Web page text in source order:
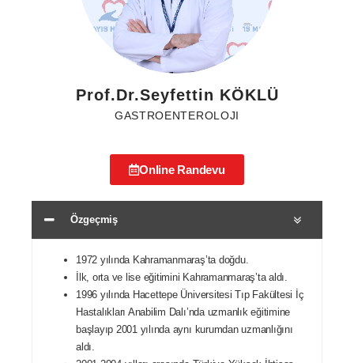
Prof.Dr.Seyfettin KÖKLÜ
GASTROENTEROLOJI
Online Randevu
Özgeçmiş
1972 yılında Kahramanmaraş’ta doğdu.
İlk, orta ve lise eğitimini Kahramanmaraş’ta aldı.
1996 yılında Hacettepe Üniversitesi Tıp Fakültesi İç
Hastalıkları Anabilim Dalı’nda uzmanlık eğitimine
başlayıp 2001 yılında aynı kurumdan uzmanlığını
aldı.